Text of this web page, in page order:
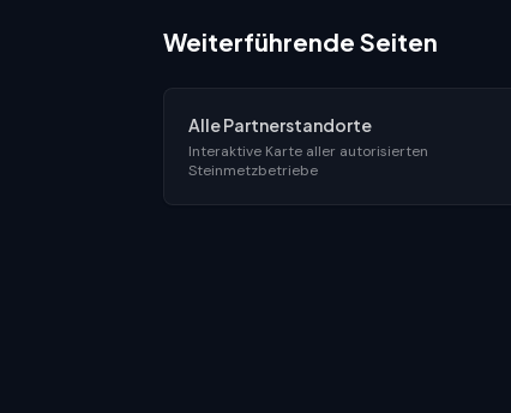
Weiterführende Seiten
Alle Partnerstandorte
Interaktive Karte aller autorisierten
Steinmetzbetriebe